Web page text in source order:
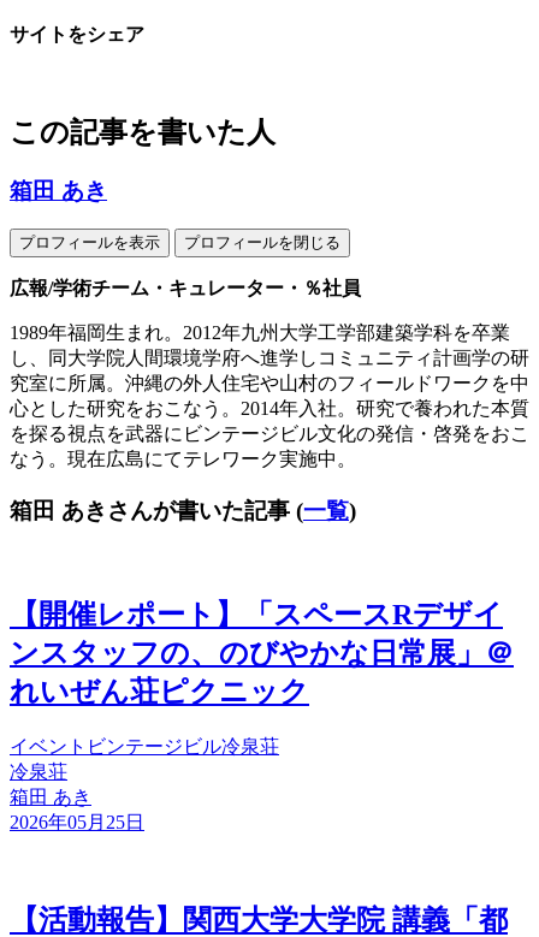
サイトをシェア
この記事を書いた人
箱田 あき
プロフィールを表示 プロフィールを閉じる
広報/学術チーム・キュレーター・％社員
1989年福岡生まれ。2012年九州大学工学部建築学科を卒業
し、同大学院人間環境学府へ進学しコミュニティ計画学の研
究室に所属。沖縄の外人住宅や山村のフィールドワークを中
心とした研究をおこなう。2014年入社。研究で養われた本質
を探る視点を武器にビンテージビル文化の発信・啓発をおこ
なう。現在広島にてテレワーク実施中。
箱田 あきさんが書いた記事 (一覧)
【開催レポート】「スペースRデザイ
ンスタッフの、のびやかな日常展」＠
れいぜん荘ピクニック
イベント ビンテージビル冷泉荘
冷泉荘
箱田 あき
2026年05月25日
【活動報告】関西大学大学院 講義「都